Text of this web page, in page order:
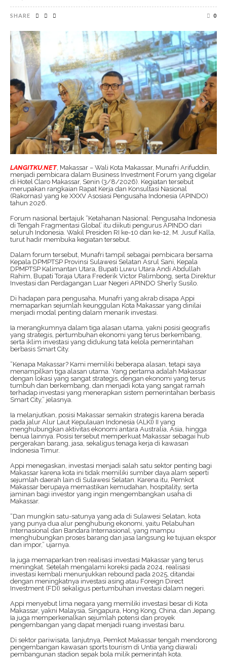
SHARE 0
LANGITKU.NET, Makassar – Wali Kota Makassar, Munafri Arifuddin,
menjadi pembicara dalam Business Investment Forum yang digelar
di Hotel Claro Makassar, Senin (3/8/2026). Kegiatan tersebut
merupakan rangkaian Rapat Kerja dan Konsultasi Nasional
(Rakornas) yang ke XXXV Asosiasi Pengusaha Indonesia (APINDO)
tahun 2026.
Forum nasional bertajuk “Ketahanan Nasional: Pengusaha Indonesia
di Tengah Fragmentasi Global’ itu diikuti pengurus APINDO dari
seluruh Indonesia. Wakil Presiden RI ke-10 dan ke-12, M. Jusuf Kalla,
turut hadir membuka kegiatan tersebut.
Dalam forum tersebut, Munafri tampil sebagai pembicara bersama
Kepala DPMPTSP Provinsi Sulawesi Selatan Asrul Sani, Kepala
DPMPTSP Kalimantan Utara, Bupati Luwu Utara Andi Abdullah
Rahim, Bupati Toraja Utara Frederik Victor Palimbong, serta Direktur
Investasi dan Perdagangan Luar Negeri APINDO Sherly Susilo.
Di hadapan para pengusaha, Munafri yang akrab disapa Appi
memaparkan sejumlah keunggulan Kota Makassar yang dinilai
menjadi modal penting dalam menarik investasi.
Ia merangkumnya dalam tiga alasan utama, yakni posisi geografis
yang strategis, pertumbuhan ekonomi yang terus berkembang,
serta iklim investasi yang didukung tata kelola pemerintahan
berbasis Smart City.
“Kenapa Makassar? Kami memiliki beberapa alasan, tetapi saya
menampilkan tiga alasan utama. Yang pertama adalah Makassar
dengan lokasi yang sangat strategis, dengan ekonomi yang terus
tumbuh dan berkembang, dan menjadi kota yang sangat ramah
terhadap investasi yang menerapkan sistem pemerintahan berbasis
Smart City,” jelasnya.
Ia melanjutkan, posisi Makassar semakin strategis karena berada
pada jalur Alur Laut Kepulauan Indonesia (ALKI) II yang
menghubungkan aktivitas ekonomi antara Australia, Asia, hingga
benua lainnya. Posisi tersebut memperkuat Makassar sebagai hub
pergerakan barang, jasa, sekaligus tenaga kerja di kawasan
Indonesia Timur.
Appi menegaskan, investasi menjadi salah satu sektor penting bagi
Makassar karena kota ini tidak memiliki sumber daya alam seperti
sejumlah daerah lain di Sulawesi Selatan. Karena itu, Pemkot
Makassar berupaya memastikan kemudahan, hospitality, serta
jaminan bagi investor yang ingin mengembangkan usaha di
Makassar.
“Dan mungkin satu-satunya yang ada di Sulawesi Selatan, kota
yang punya dua alur penghubung ekonomi, yaitu Pelabuhan
Internasional dan Bandara Internasional, yang mampu
menghubungkan proses barang dan jasa langsung ke tujuan ekspor
dan impor,” ujarnya.
Ia juga memaparkan tren realisasi investasi Makassar yang terus
meningkat. Setelah mengalami koreksi pada 2024, realisasi
investasi kembali menunjukkan rebound pada 2025, ditandai
dengan meningkatnya investasi asing atau Foreign Direct
Investment (FDI) sekaligus pertumbuhan investasi dalam negeri.
Appi menyebut lima negara yang memiliki investasi besar di Kota
Makassar, yakni Malaysia, Singapura, Hong Kong, China, dan Jepang.
Ia juga memperkenalkan sejumlah potensi dan proyek
pengembangan yang dapat menjadi ruang investasi baru.
Di sektor pariwisata, lanjutnya, Pemkot Makassar tengah mendorong
pengembangan kawasan sports tourism di Untia yang diawali
pembangunan stadion sepak bola milik pemerintah kota.